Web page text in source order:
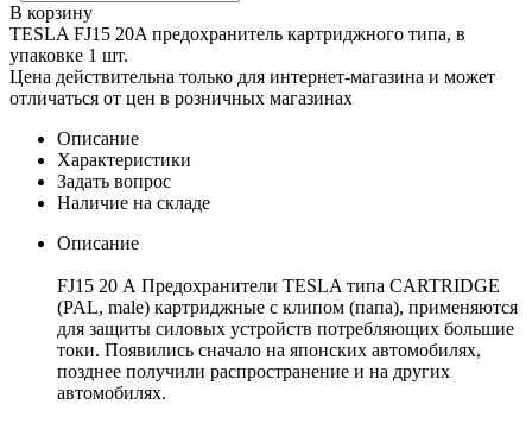
В корзину
TESLA FJ15 20A предохранитель картриджного типа, в
упаковке 1 шт.
Цена действительна только для интернет-магазина и может
отличаться от цен в розничных магазинах
Описание
Характеристики
Задать вопрос
Наличие на складе
Описание
FJ15 20 А Предохранители TESLA типа CARTRIDGE
(PAL, male) картриджные с клипом (папа), применяются
для защиты силовых устройств потребляющих большие
токи. Появились сначало на японских автомобилях,
позднее получили распространение и на других
автомобилях.